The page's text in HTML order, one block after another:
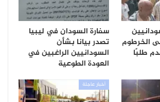
الخرطوم
طلبًا
سفارة السودان في ليبيا
تصدر بيانا بشأن
السودانيين الراغبين في
العودة الطوعية
أخبار عاجلة